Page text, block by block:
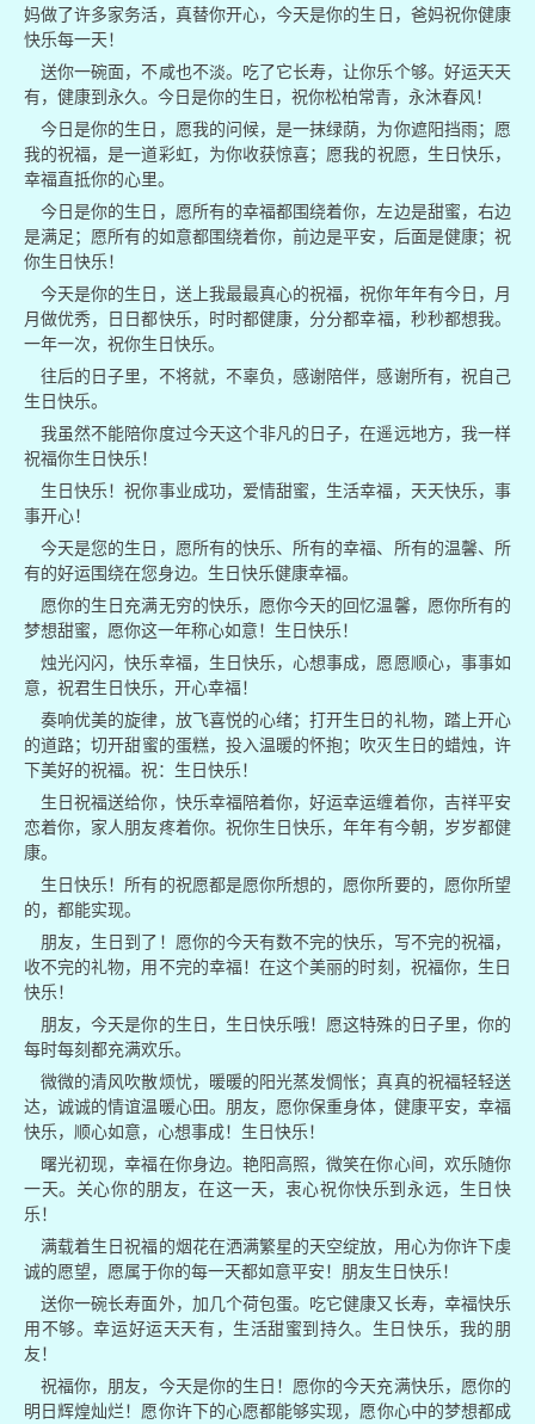
妈做了许多家务活，真替你开心，今天是你的生日，爸妈祝你健康
快乐每一天！
送你一碗面，不咸也不淡。吃了它长寿，让你乐个够。好运天天
有，健康到永久。今日是你的生日，祝你松柏常青，永沐春风！
今日是你的生日，愿我的问候，是一抹绿荫，为你遮阳挡雨；愿
我的祝福，是一道彩虹，为你收获惊喜；愿我的祝愿，生日快乐，
幸福直抵你的心里。
今日是你的生日，愿所有的幸福都围绕着你，左边是甜蜜，右边
是满足；愿所有的如意都围绕着你，前边是平安，后面是健康；祝
你生日快乐！
今天是你的生日，送上我最最真心的祝福，祝你年年有今日，月
月做优秀，日日都快乐，时时都健康，分分都幸福，秒秒都想我。
一年一次，祝你生日快乐。
往后的日子里，不将就，不辜负，感谢陪伴，感谢所有，祝自己
生日快乐。
我虽然不能陪你度过今天这个非凡的日子，在遥远地方，我一样
祝福你生日快乐！
生日快乐！祝你事业成功，爱情甜蜜，生活幸福，天天快乐，事
事开心！
今天是您的生日，愿所有的快乐、所有的幸福、所有的温馨、所
有的好运围绕在您身边。生日快乐健康幸福。
愿你的生日充满无穷的快乐，愿你今天的回忆温馨，愿你所有的
梦想甜蜜，愿你这一年称心如意！生日快乐！
烛光闪闪，快乐幸福，生日快乐，心想事成，愿愿顺心，事事如
意，祝君生日快乐，开心幸福！
奏响优美的旋律，放飞喜悦的心绪；打开生日的礼物，踏上开心
的道路；切开甜蜜的蛋糕，投入温暖的怀抱；吹灭生日的蜡烛，许
下美好的祝福。祝：生日快乐！
生日祝福送给你，快乐幸福陪着你，好运幸运缠着你，吉祥平安
恋着你，家人朋友疼着你。祝你生日快乐，年年有今朝，岁岁都健
康。
生日快乐！所有的祝愿都是愿你所想的，愿你所要的，愿你所望
的，都能实现。
朋友，生日到了！愿你的今天有数不完的快乐，写不完的祝福，
收不完的礼物，用不完的幸福！在这个美丽的时刻，祝福你，生日
快乐！
朋友，今天是你的生日，生日快乐哦！愿这特殊的日子里，你的
每时每刻都充满欢乐。
微微的清风吹散烦忧，暖暖的阳光蒸发惆怅；真真的祝福轻轻送
达，诚诚的情谊温暖心田。朋友，愿你保重身体，健康平安，幸福
快乐，顺心如意，心想事成！生日快乐！
曙光初现，幸福在你身边。艳阳高照，微笑在你心间，欢乐随你
一天。关心你的朋友，在这一天，衷心祝你快乐到永远，生日快
乐！
满载着生日祝福的烟花在洒满繁星的天空绽放，用心为你许下虔
诚的愿望，愿属于你的每一天都如意平安！朋友生日快乐！
送你一碗长寿面外，加几个荷包蛋。吃它健康又长寿，幸福快乐
用不够。幸运好运天天有，生活甜蜜到持久。生日快乐，我的朋
友！
祝福你，朋友，今天是你的生日！愿你的今天充满快乐，愿你的
明日辉煌灿烂！愿你许下的心愿都能够实现，愿你心中的梦想都成